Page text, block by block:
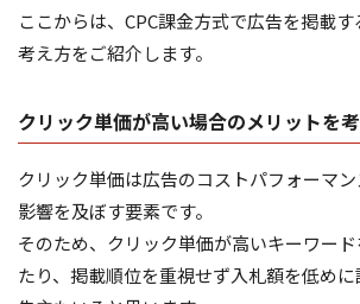
ここからは、CPC課金方式で広告を掲載
考え方をご紹介します。
クリック単価が高い場合のメリットを
クリック単価は広告のコストパフォーマ
影響を及ぼす要素です。
そのため、クリック単価が高いキーワー
たり、掲載順位を重視せず入札額を低め